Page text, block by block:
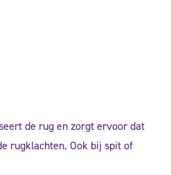
de rug en zorgt ervoor dat
rugklachten. Ook bij spit of